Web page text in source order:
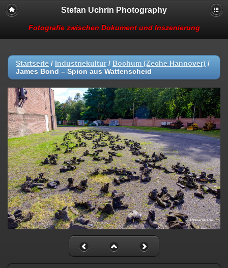
Stefan Uchrin Photography
Fotografie zwischen Dokument und Inszenierung
Startseite / Industriekultur/ Bochum (Zeche Hannover) /
James Bond – Spion aus Wattenscheid